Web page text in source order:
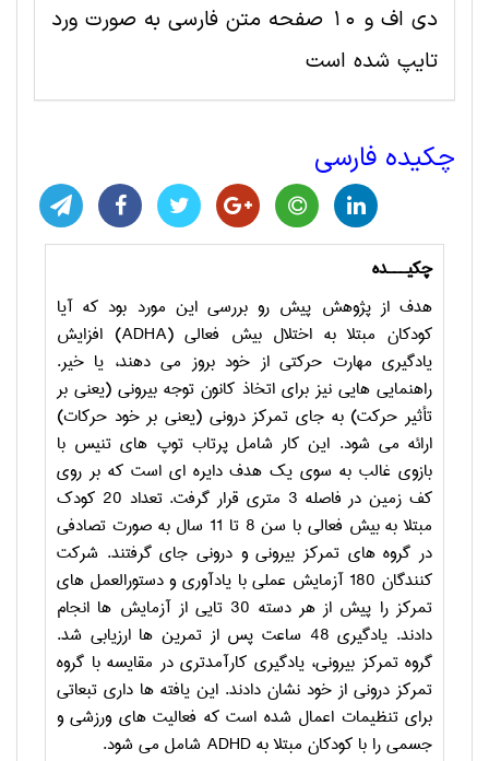
دی اف و 10 صفحه متن فارسی به صورت ورد
تایپ شده است
چکیده فارسی
چکیـــده
هدف از پژوهش پیش رو بررسی این مورد بود که آیا
کودکان مبتلا به اختلال بیش فعالی (ADHA) افزایش
یادگیری مهارت­ حرکتی از خود بروز می دهند، یا خیر.
راهنمایی هایی نیز برای اتخاذ کانون توجه بیرونی (یعنی بر
تأثیر حرکت) به جای تمرکز درونی (یعنی بر خود حرکات)
ارائه می شود. این کار شامل پرتاب توپ های تنیس با
بازوی غالب به سوی یک هدف دایره ای است که بر روی
کف زمین در فاصله 3 متری قرار گرفت. تعداد 20 کودک
مبتلا به بیش فعالی با سن 8 تا 11 سال به صورت تصادفی
در گروه های تمرکز بیرونی و درونی جای گرفتند. شرکت
کنندگان 180 آزمایش عملی با یادآوری و دستورالعمل های
تمرکز را پیش از هر دسته 30 تایی از آزمایش ها انجام
دادند. یادگیری 48 ساعت پس از تمرین ها ارزیابی شد.
گروه تمرکز بیرونی، یادگیری کارآمدتری در مقایسه با گروه
تمرکز درونی از خود نشان دادند. این یافته ها داری تبعاتی
برای تنظیمات اعمال شده است که فعالیت های ورزشی و
جسمی را با کودکان مبتلا بهADHD شامل می شود.